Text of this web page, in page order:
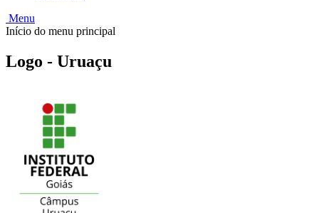
Menu
Início do menu principal
Logo - Uruaçu